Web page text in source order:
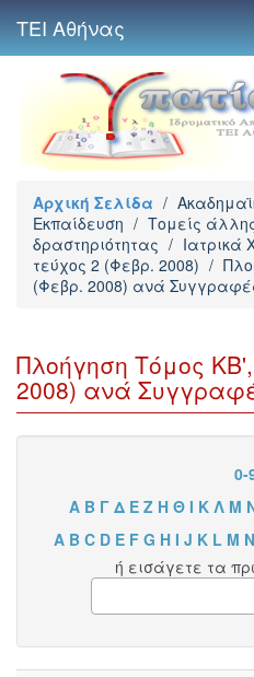
ΤΕΙ Αθήνας
Αρχική Σελίδα /
Εκπαίδευση / Τομείς
δραστηριότητας / Ιατρικά
τεύχος 2 (Φεβρ. 2008) /
(Φεβρ. 2008) ανά
Πλοήγηση Τόμος
2008) ανά
0-
Α Β Γ Δ Ε Ζ Η Θ Ι Κ Λ Μ
A B C D E F G H I J K L M N
ή εισάγετε τα